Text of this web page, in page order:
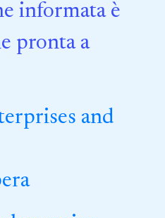
informata è
pronta a
and